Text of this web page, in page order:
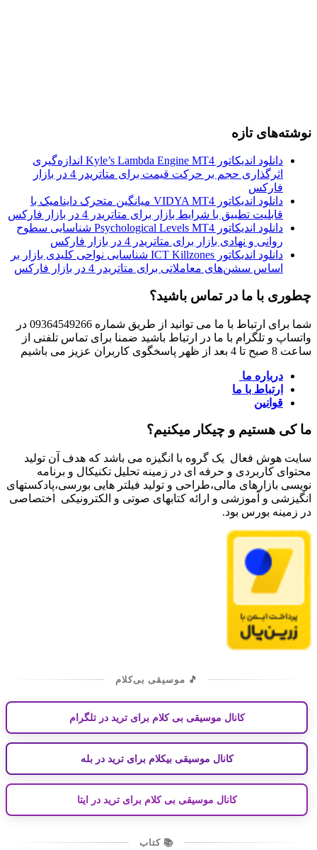
نوشته‌های تازه
دانلود اندیکاتور Kyle’s Lambda Engine MT4 اندازه‌گیری
اثرگذاری حجم بر حرکت قیمت برای متاتریدر 4 در بازار
فارکس
دانلود اندیکاتور VIDYA MT4 میانگین متحرک داینامیک با
قابلیت تطبیق با شرایط بازار برای متاتریدر 4 در بازار فارکس
دانلود اندیکاتور Psychological Levels MT4 شناسایی سطوح
روانی و نهادی بازار برای متاتریدر 4 در بازار فارکس
دانلود اندیکاتور ICT Killzones شناسایی نواحی کلیدی بازار بر
اساس سشن‌های معاملاتی برای متاتریدر 4 در بازار فارکس
چطوری با ما در تماس باشید؟
شما برای ارتباط با ما می توانید از طریق شماره 09364549266 در
واتساپ و تلگرام با ما در ارتباط باشید ضمنا برای تماس تلفنی از
ساعت 8 صبح تا 4 بعد از ظهر پاسخگوی کاربران عزیز می باشیم
درباره ما
ارتباط با ما
قوانین
ما کی هستیم و چیکار میکنیم؟
سایت هوش فعال یک گروه با انگیزه می باشد که هدف آن تولید
محتوای کاربردی و حرفه ای در زمینه تحلیل تکنیکال و برنامه
نویسی بازارهای مالی،طراحی و تولید فیلتر هایی بورسی،پادکستهای
انگیزشی و آموزشی و ارائه کتابهای صوتی و الکترونیکی اختصاصی
در زمینه بورس بود.
🎵 موسیقی بی‌کلام
کانال موسیقی بی کلام برای ترید در تلگرام
کانال موسیقی بیکلام برای ترید در بله
کانال موسیقی بی کلام برای ترید در ایتا
📚 کتاب